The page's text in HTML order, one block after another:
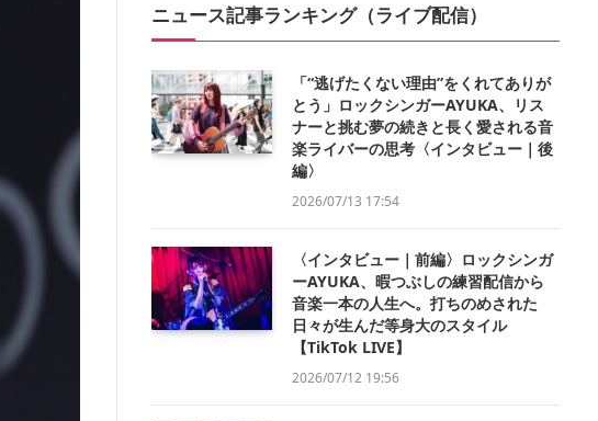
ニュース記事ランキング（ライブ配信）
「“逃げたくない理由”をくれてありが
とう」ロックシンガーAYUKA、リス
ナーと挑む夢の続きと長く愛される音
楽ライバーの思考〈インタビュー｜後
編〉
2026/07/13 17:54
〈インタビュー｜前編〉ロックシンガ
ーAYUKA、暇つぶしの練習配信から
音楽一本の人生へ。打ちのめされた
日々が生んだ等身大のスタイル
【TikTok LIVE】
2026/07/12 19:56